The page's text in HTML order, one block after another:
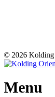
© 2026 Kolding
Menu